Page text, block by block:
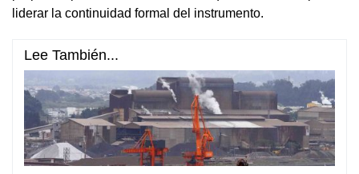
liderar la continuidad formal del instrumento.
Lee También...